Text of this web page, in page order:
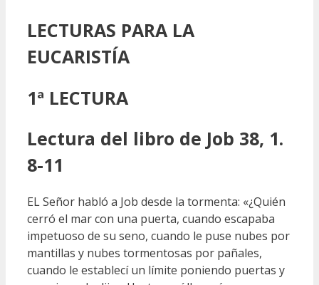
LECTURAS PARA LA
EUCARISTÍA
1ª LECTURA
Lectura del libro de Job 38, 1.
8-11
EL Señor habló a Job desde la tormenta: «¿Quién
cerró el mar con una puerta, cuando escapaba
impetuoso de su seno, cuando le puse nubes por
mantillas y nubes tormentosas por pañales,
cuando le establecí un límite poniendo puertas y